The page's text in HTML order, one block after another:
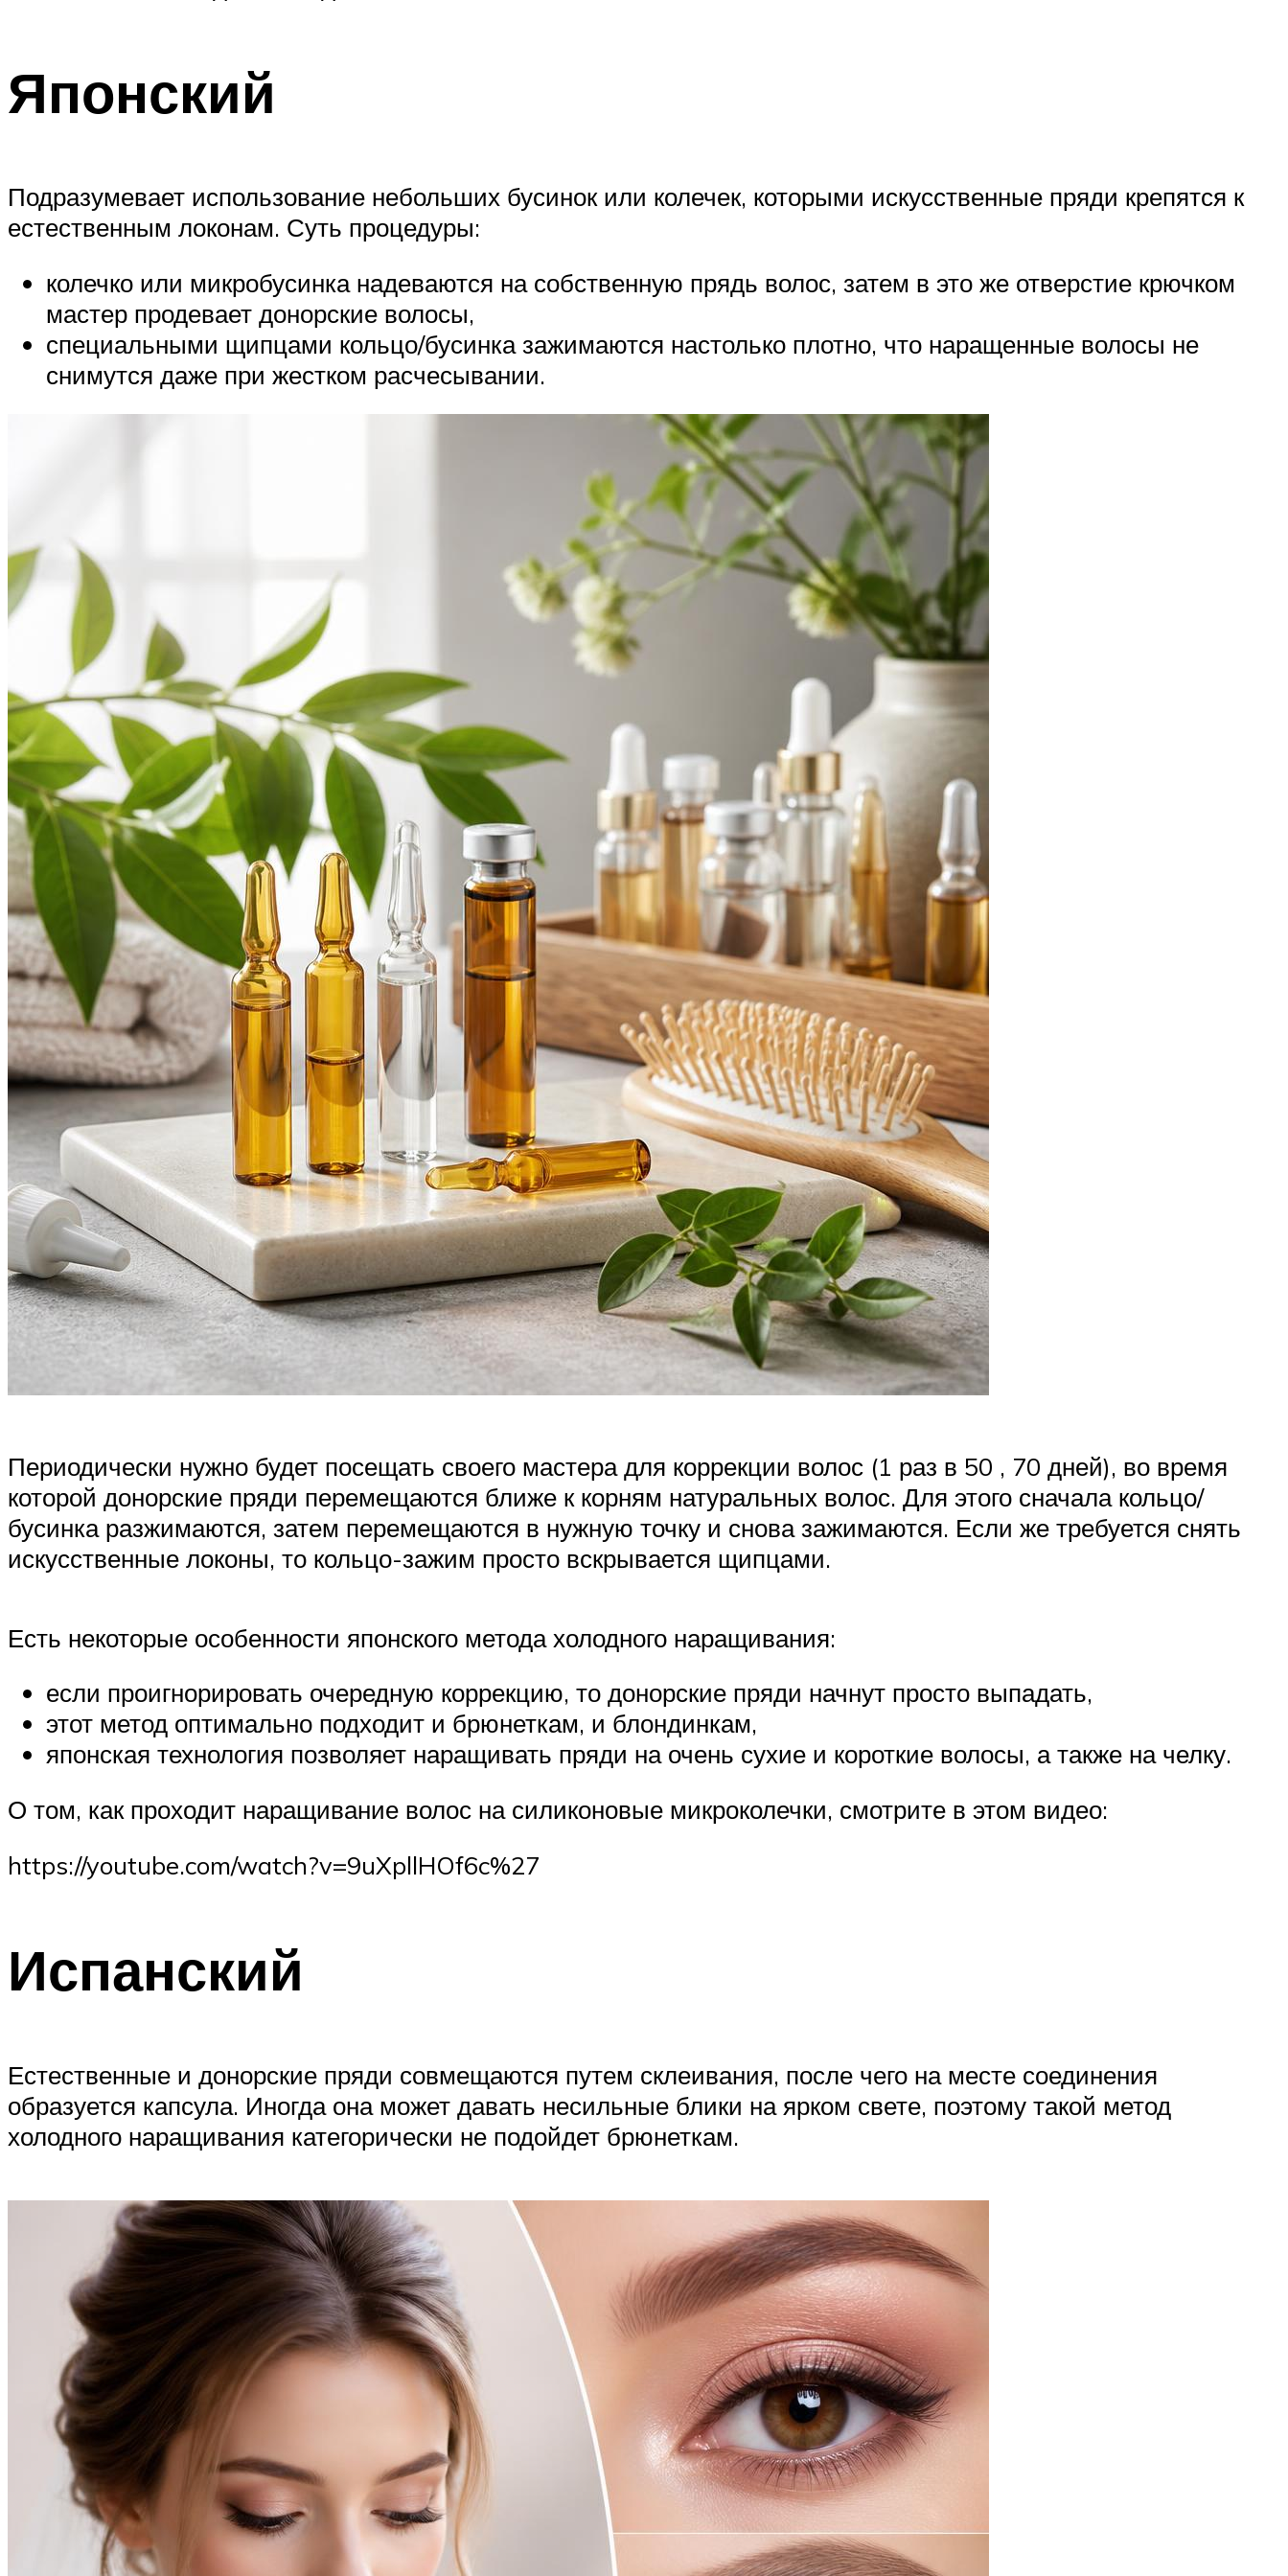
Японский
Подразумевает использование небольших бусинок или колечек, которыми искусственные пряди крепятся к
естественным локонам. Суть процедуры:
колечко или микробусинка надеваются на собственную прядь волос, затем в это же отверстие крючком
мастер продевает донорские волосы,
специальными щипцами кольцо/бусинка зажимаются настолько плотно, что наращенные волосы не
снимутся даже при жестком расчесывании.
Периодически нужно будет посещать своего мастера для коррекции волос (1 раз в 50 , 70 дней), во время
которой донорские пряди перемещаются ближе к корням натуральных волос. Для этого сначала кольцо/
бусинка разжимаются, затем перемещаются в нужную точку и снова зажимаются. Если же требуется снять
искусственные локоны, то кольцо-зажим просто вскрывается щипцами.
Есть некоторые особенности японского метода холодного наращивания:
если проигнорировать очередную коррекцию, то донорские пряди начнут просто выпадать,
этот метод оптимально подходит и брюнеткам, и блондинкам,
японская технология позволяет наращивать пряди на очень сухие и короткие волосы, а также на челку.
О том, как проходит наращивание волос на силиконовые микроколечки, смотрите в этом видео:
https://youtube.com/watch?v=9uXpllHOf6c%27
Испанский
Естественные и донорские пряди совмещаются путем склеивания, после чего на месте соединения
образуется капсула. Иногда она может давать несильные блики на ярком свете, поэтому такой метод
холодного наращивания категорически не подойдет брюнеткам.